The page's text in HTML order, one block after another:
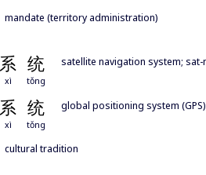
mandate (territory administration)
系 统
xì tǒng
satellite navigation system; sat-
系 统
xì tǒng
global positioning system (GPS)
cultural tradition